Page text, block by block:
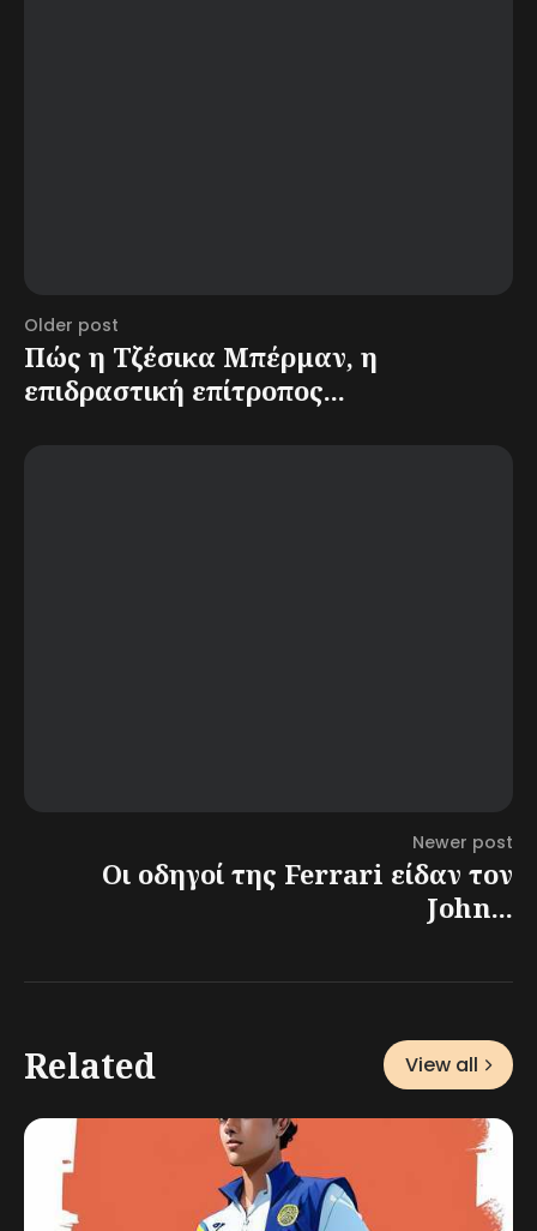
Older post
Πώς η Τζέσικα Μπέρμαν, η
επιδραστική επίτροπος...
Newer post
Οι οδηγοί της Ferrari είδαν τον
John...
Related View all